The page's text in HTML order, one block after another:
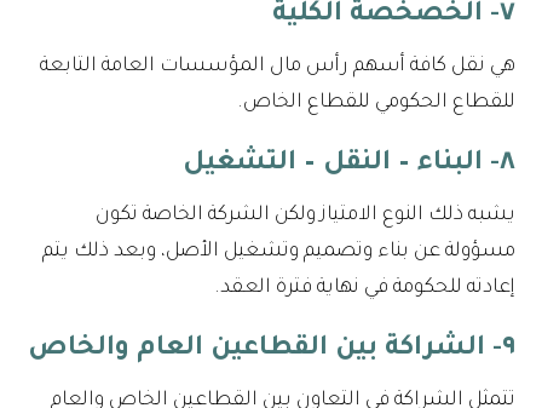
٧- الخصخصة الكلية
هي نقل كافة أسهم رأس مال المؤسسات العامة التابعة
للقطاع الحكومي للقطاع الخاص.
٨- البناء – النقل – التشغيل
يشبه ذلك النوع الامتياز ولكن الشركة الخاصة تكون
مسؤولة عن بناء وتصميم وتشغيل الأصل، وبعد ذلك يتم
إعادته للحكومة في نهاية فترة العقد.
٩- الشراكة بين القطاعين العام والخاص
تتمثل الشراكة في التعاون بين القطاعين الخاص والعام